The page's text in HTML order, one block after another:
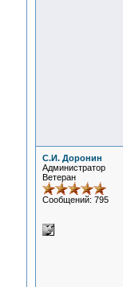
С.И. Доронин
Администратор
Ветеран
Сообщений: 795